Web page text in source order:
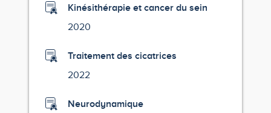
Kinésithérapie et cancer du sein
2020
Traitement des cicatrices
2022
Neurodynamique